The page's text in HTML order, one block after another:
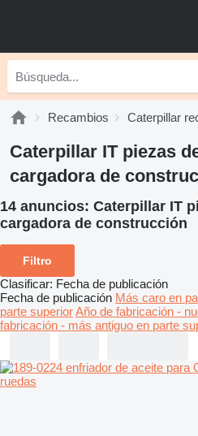
Recambios Caterpillar
Caterpillar IT piezas
cargadora de
14 anuncios: Caterpillar IT
cargadora de construcción
Filtro
Clasificar: Fecha de publicación
Fecha de publicación Más caro en
parte superiorAño de fabricación -
fabricación - más antiguo en parte